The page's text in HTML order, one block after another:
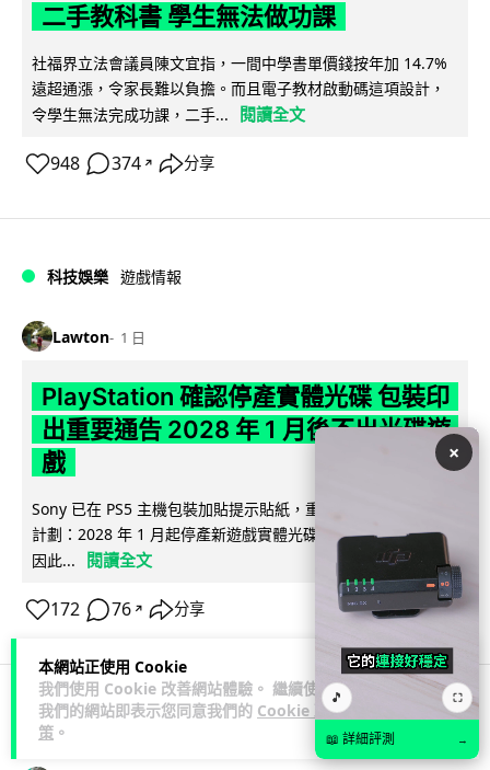
本網站正使用 Cookie
我們使用 Cookie 改善網站體驗。 繼續使用
我們的網站即表示您同意我們的 Cookie 政
策 。
二手教科書 學生無法做功課
社福界立法會議員陳文宜指，一間中學書單價錢按年加 14.7%
遠超通漲，令家長難以負擔。而且電子教材啟動碼這項設計，
令學生無法完成功課，二手...
閱讀全文
948 374 ↗ 分享
科技娛樂 遊戲情報
Lawton 1 日
PlayStation 確認停產實體光碟 包裝印
出重要通告 2028 年 1 月後不出光碟遊
戲
Sony 已在 PS5 主機包裝加貼提示貼紙，重申官方 7 月已公布
計劃：2028 年 1 月起停產新遊戲實體光碟。分析師預期 PS6
因此...
閱讀全文
172 76 ↗ 分享
人工智能
×
🎵 ⛶
📖 詳細評測 →